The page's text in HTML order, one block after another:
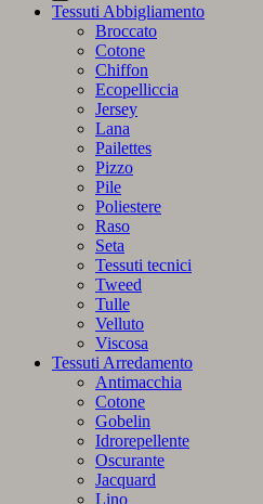
Tessuti Abbigliamento
Broccato
Cotone
Chiffon
Ecopelliccia
Jersey
Lana
Pailettes
Pizzo
Pile
Poliestere
Raso
Seta
Tessuti tecnici
Tweed
Tulle
Velluto
Viscosa
Tessuti Arredamento
Antimacchia
Cotone
Gobelin
Idrorepellente
Oscurante
Jacquard
Lino